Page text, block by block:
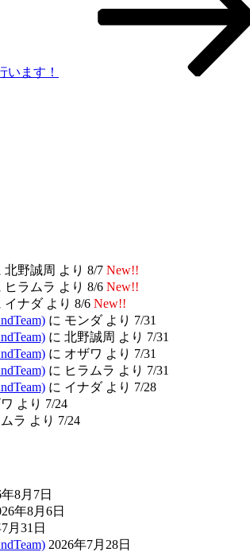
います！
北野誠周 より 8/7 New!!
ヒラムラ より 8/6 New!!
イナダ より 8/6 New!!
に モンダ より 7/31
に 北野誠周 より 7/31
に オザワ より 7/31
に ヒラムラ より 7/31
に イナダ より 7/28
より 7/24
ラ より 7/24
8月7日
年8月6日
月31日
2026年7月28日